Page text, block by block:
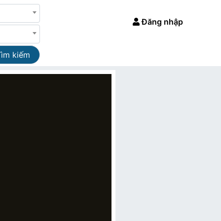
kiếm
Đăng nhập